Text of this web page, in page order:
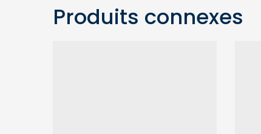
Produits connexes